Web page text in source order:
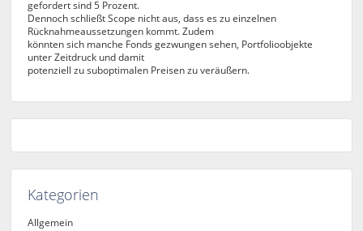
gefordert sind 5 Prozent.
Dennoch schließt Scope nicht aus, dass es zu einzelnen
Rücknahmeaussetzungen kommt. Zudem
könnten sich manche Fonds gezwungen sehen, Portfolioobjekte
unter Zeitdruck und damit
potenziell zu suboptimalen Preisen zu veräußern.
Kategorien
Allgemein